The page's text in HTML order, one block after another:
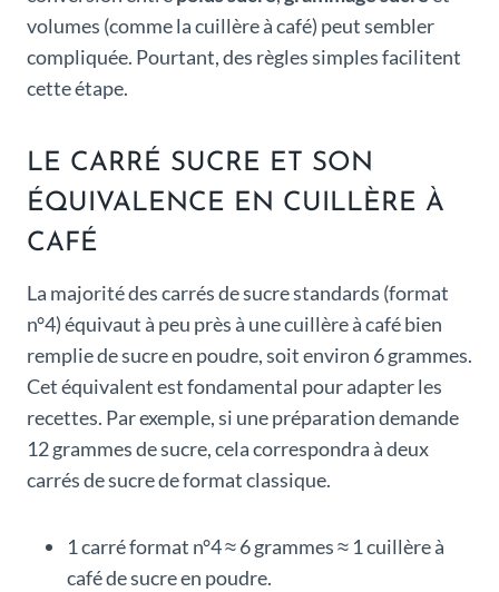
volumes (comme la cuillère à café) peut sembler
compliquée. Pourtant, des règles simples facilitent
cette étape.
LE CARRÉ SUCRE ET SON
ÉQUIVALENCE EN CUILLÈRE À
CAFÉ
La majorité des carrés de sucre standards (format
n°4) équivaut à peu près à une cuillère à café bien
remplie de sucre en poudre, soit environ 6 grammes.
Cet équivalent est fondamental pour adapter les
recettes. Par exemple, si une préparation demande
12 grammes de sucre, cela correspondra à deux
carrés de sucre de format classique.
1 carré format n°4 ≈ 6 grammes ≈ 1 cuillère à
café de sucre en poudre.